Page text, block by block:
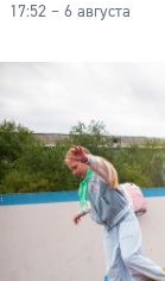
17:52 – 6 августа